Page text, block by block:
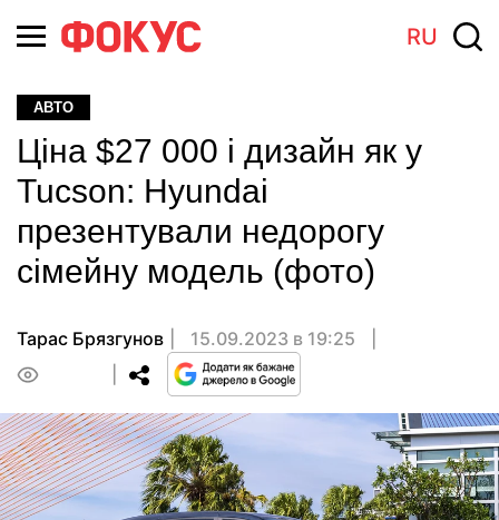
RU
АВТО
Ціна $27 000 і дизайн як у
Tucson: Hyundai
презентували недорогу
сімейну модель (фото)
Тарас Брязгунов
15.09.2023 в 19:25